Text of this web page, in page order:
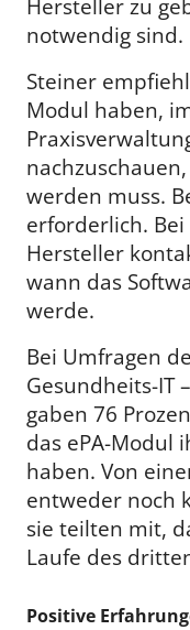
Hersteller zu
notwendig sind.
Steiner
Modul haben,
werden muss.
erforderlich.
Hersteller
wann das
werde.
Bei Umfragen
Gesundheits-IT
gaben 76
das ePA-Modul
haben. Von
entweder noch
sie teilten mit,
Laufe des
Positive